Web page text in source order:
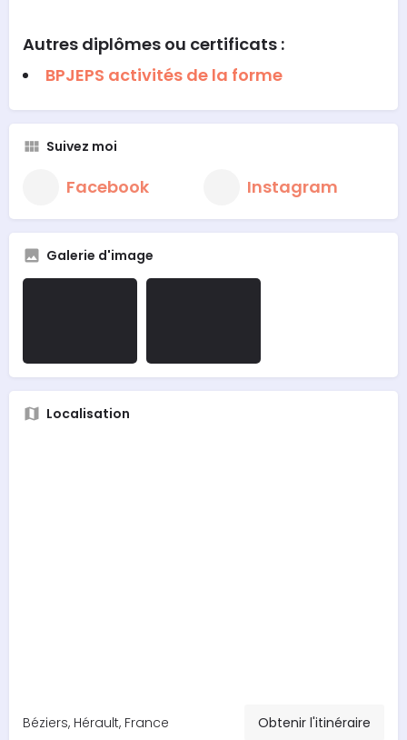
Autres diplômes ou certificats :
BPJEPS activités de la forme
Suivez moi
Facebook Instagram
Galerie d'image
Localisation
Béziers, Hérault, France Obtenir l'itinéraire